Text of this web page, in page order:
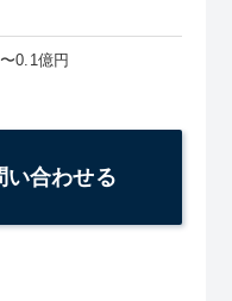
0.1億円
い合わせる